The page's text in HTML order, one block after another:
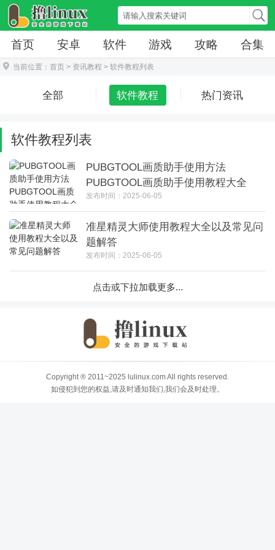
首页 安卓 软件 游戏 攻略 合集
当前位置： 首页 > 资讯教程 > 软件教程列表
全部 软件教程 热门资讯
软件教程列表
PUBGTOOL画质助手使用方法
PUBGTOOL画质助手使用教程大全
发布时间：2025-06-05
准星精灵大师使用教程大全以及常见问
题解答
发布时间：2025-06-05
点击或下拉加载更多...
Copyright ® 2011~2025 lulinux.com All rights reserved.
如侵犯到您的权益,请及时通知我们,我们会及时处理。